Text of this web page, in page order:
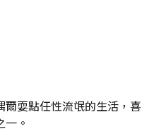
爾耍點任性流氓的生活，喜
。